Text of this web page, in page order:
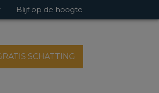
Blijf op de hoogte
SCHATTING